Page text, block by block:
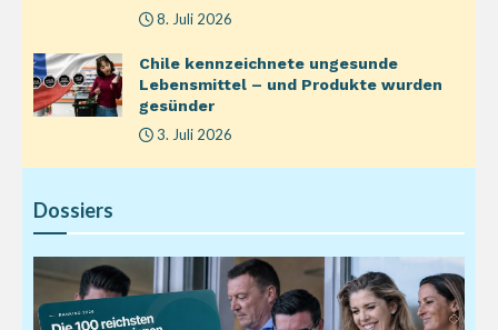
8. Juli 2026
Chile kennzeichnete ungesunde
Lebensmittel – und Produkte wurden
gesünder
3. Juli 2026
Dossiers